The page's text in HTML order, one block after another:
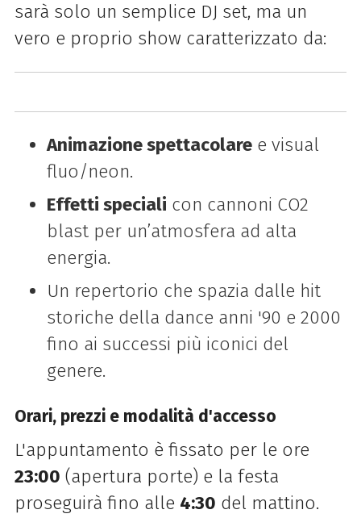
sarà solo un semplice DJ set, ma un
vero e proprio show caratterizzato da:
Animazione spettacolaree visual
fluo/neon.
Effetti speciali con cannoni CO2
blast per un’atmosfera ad alta
energia.
Un repertorio che spazia dalle hit
storiche della dance anni '90 e 2000
fino ai successi più iconici del
genere.
Orari, prezzi e modalità d'accesso
L'appuntamento è fissato per le ore
23:00 (apertura porte) e la festa
proseguirà fino alle 4:30 del mattino.